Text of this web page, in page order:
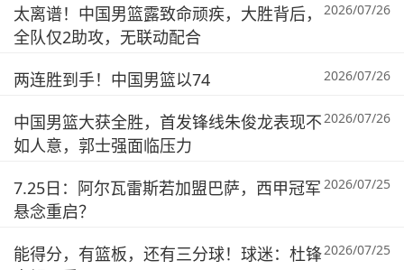
太离谱！中国男篮露致命顽疾，大胜背后，
全队仅2助攻，无联动配合
2026/07/26
两连胜到手！中国男篮以74 2026/07/26
中国男篮大获全胜，首发锋线朱俊龙表现不
如人意，郭士强面临压力
2026/07/26
7.25日：阿尔瓦雷斯若加盟巴萨，西甲冠军
悬念重启？
2026/07/25
能得分，有篮板，还有三分球！球迷：杜锋2026/07/25